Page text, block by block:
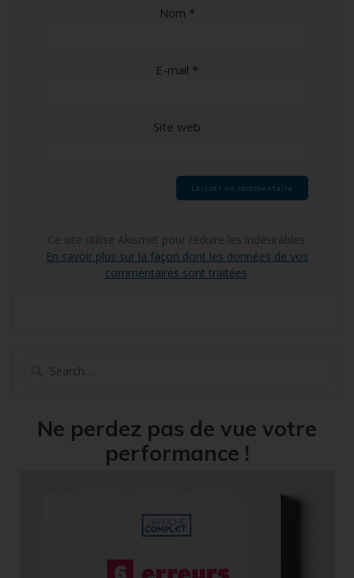
Nom *
E-mail *
Site web
Ce site utilise Akismet pour réduire les indésirables.
En savoir plus sur la façon dont les données de vos
commentaires sont traitées.
Ne perdez pas de vue votre
performance !